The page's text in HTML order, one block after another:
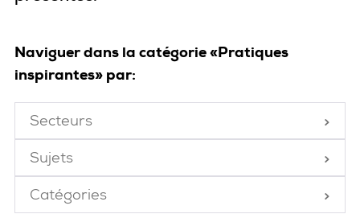
Naviguer dans la catégorie «Pratiques
inspirantes» par:
Secteurs
Fermé
Sujets
Fermé
Catégories
Fermé